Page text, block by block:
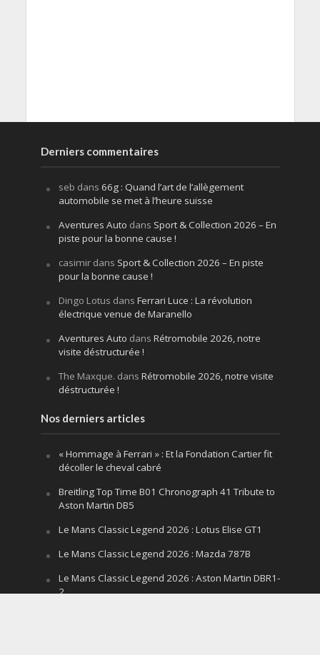
Derniers commentaires
seb dans 66g : Quand l’art de l’allègement
automobile se met à l’heure suisse
Aventures Auto dans Sport & Collection 2026 – En
piste pour la bonne cause !
casimirdans Sport & Collection 2026 – En piste
pour la bonne cause !
Dingo Lotus dans Ferrari Luce : La révolution
électrique venue de Maranello
Aventures Auto dans Rétromobile 2026, notre
visite déstructurée !
The Maxque. dans Rétromobile 2026, notre visite
déstructurée !
Nos derniers articles
« Hommage à Ferrari » : Et la Fondation Cartier fit
décoller le cheval cabré
Breitling Top Time B01 Chronograph 41 Tribute to
Aston Martin DB5
Le Mans Classic Legend 2026 : Lotus Elise GT1
Le Mans Classic Legend 2026 : Mazda 787B
Le Mans Classic Legend 2026 : Aston Martin DBR1-
2